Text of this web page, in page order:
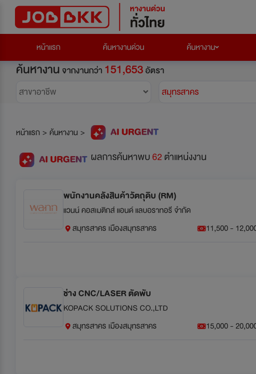
หน้าแรก
ค้นหางานด่วน ค้นหางาน
ค้นหางาน จากงานกว่า 151,653อัตรา
สาขาอาชีพ
สมุทรสาคร
หน้าแรก > ค้นหางาน >
ผลการค้นหาพบ62ตำแหน่งงาน
พนักงานคลังสินค้าวัตถุดิบ (RM)
แวนน์ คอสเมติกส์ แอนด์ แลบอราทอรี จำกัด
สมุทรสาคร เมืองสมุทรสาคร 11,500 -
ช่าง CNC/LASER ตัดพับ
KOPACK SOLUTIONS CO.,LTD
สมุทรสาคร เมืองสมุทรสาคร 15,000 -